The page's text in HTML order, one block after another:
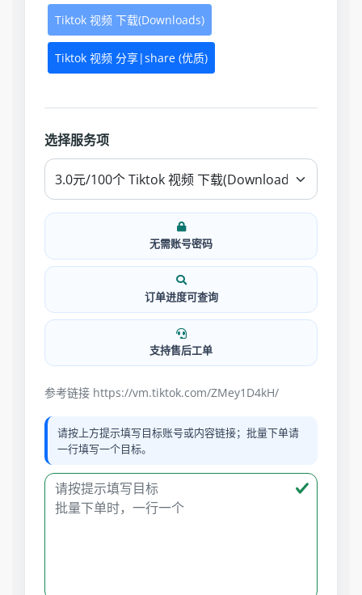
Tiktok 视频 下载(Downloads)
Tiktok 视频 分享|share (优质)
选择服务项
无需账号密码
订单进度可查询
支持售后工单
参考链接 https://vm.tiktok.com/ZMey1D4kH/
请按上方提示填写目标账号或内容链接；批量下单请
一行填写一个目标。